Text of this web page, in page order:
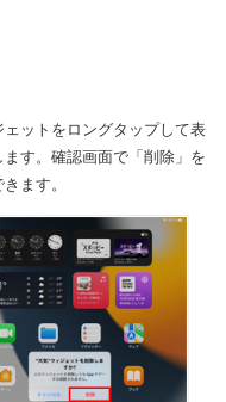
ットをロングタップして表
す。確認画面で「削除」を
ます。